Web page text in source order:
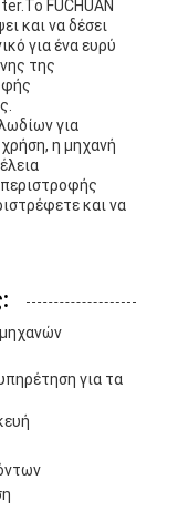
FUCHUAN
και να δέσει
για ένα ευρύ
της
για
χρήση, η μηχανή
και να
για τα